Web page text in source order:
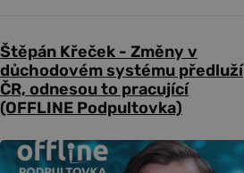
Štěpán Křeček - Změny v
důchodovém systému předluží
ČR, odnesou to pracující
(OFFLINE Podpultovka)